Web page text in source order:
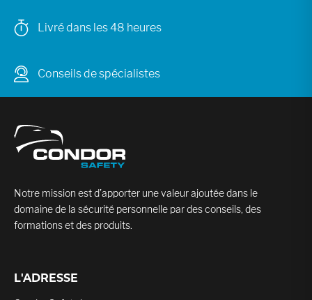
Livré dans les 48 heures
Conseils de spécialistes
Notre mission est d’apporter une valeur ajoutée dans le
domaine de la sécurité personnelle par des conseils, des
formations et des produits.
L'ADRESSE